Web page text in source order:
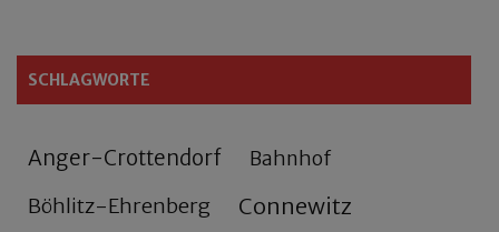
SCHLAGWORTE
Anger-Crottendorf Bahnhof
Böhlitz-Ehrenberg Connewitz